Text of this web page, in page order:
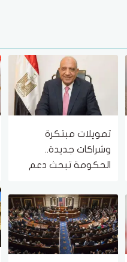
تمويلات مبتكرة
وشراكات جديدة..
الحكومة تبحث دعم
والمعادن النادرة